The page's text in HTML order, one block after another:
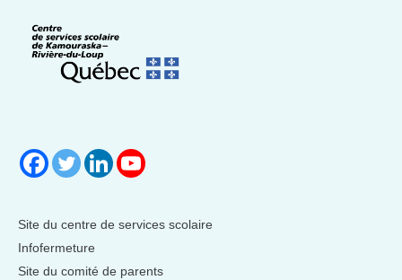
Site du centre de services scolaire
Infofermeture
Site du comité de parents